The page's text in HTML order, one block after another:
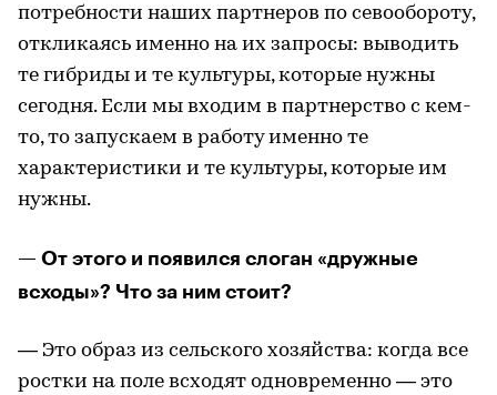
потребности наших партнеров по севообороту,
откликаясь именно на их запросы: выводить
те гибриды и те культуры, которые нужны
сегодня. Если мы входим в партнерство с кем-
то, то запускаем в работу именно те
характеристики и те культуры, которые им
нужны.
— От этого и появился слоган «дружные
всходы»? Что за ним стоит?
— Это образ из сельского хозяйства: когда все
ростки на поле всходят одновременно — это